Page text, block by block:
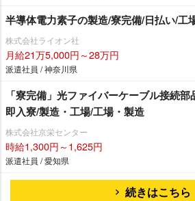
半導体電力素子の製造/寮完備/日払い/工
株式会社ライオン社
月給21万5,000円～28万円
派遣社員 / 神奈川県
「寮完備」光ファイバーケーブル接続
即入寮/製造・工場/工場・製造
株式会社京栄センター
時給1,300円～1,625円
派遣社員 / 愛知県
続きはこちら